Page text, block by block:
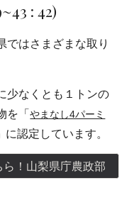
~43 : 42)
ではさまざまな取り
少なくとも１トンの
を「やまなし4パーミ
」 に認定しています。
！山梨県庁農政部